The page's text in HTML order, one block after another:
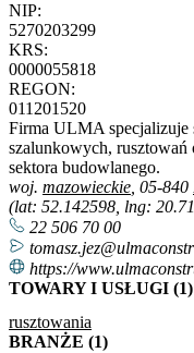
NIP:
5270203299
KRS:
0000055818
REGON:
011201520
Firma ULMA specjalizuje
szalunkowych,
sektora budowlanego.
woj. mazowieckie , 05-840
(lat: 52.142598, lng:
22 506 70 00
https://
TOWARY I USŁUGI (1)
rusztowania
BRANŻE (1)